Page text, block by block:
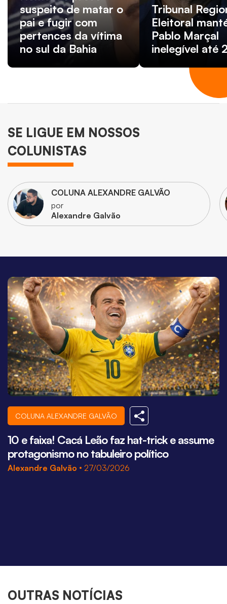
suspeito de matar o
pai e fugir com
pertences da vítima
no sul da Bahia
Tribunal
Eleitoral
Pablo Marçal
inelegível até
SE LIGUE EM NOSSOS
COLUNISTAS
COLUNA ALEXANDRE GALVÃO
por
Alexandre Galvão
COLUNA ALEXANDRE GALVÃO
10 e faixa! Cacá Leão faz hat-trick e assume
protagonismo no tabuleiro político
Alexandre Galvão 27/03/2026
OUTRAS NOTÍCIAS